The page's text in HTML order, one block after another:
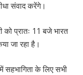
संवाद करेंगे।
को प्रातः 11 बजे भारत
जा रहा है।
में सहभागिता के लिए सभी